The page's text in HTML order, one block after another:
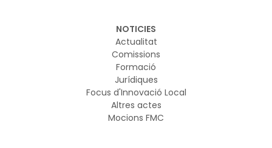
NOTICIES
Actualitat
Comissions
Formació
Jurídiques
Focus d'Innovació Local
Altres actes
Mocions FMC